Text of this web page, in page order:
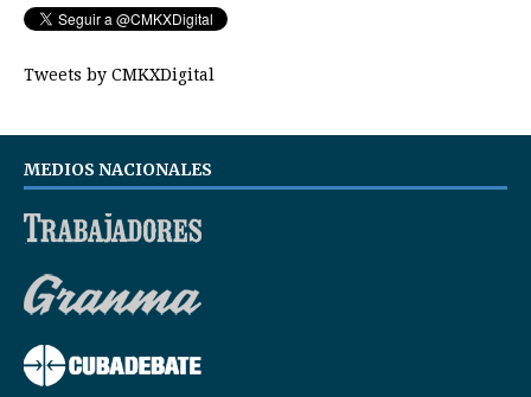
Tweets by CMKXDigital
MEDIOS NACIONALES